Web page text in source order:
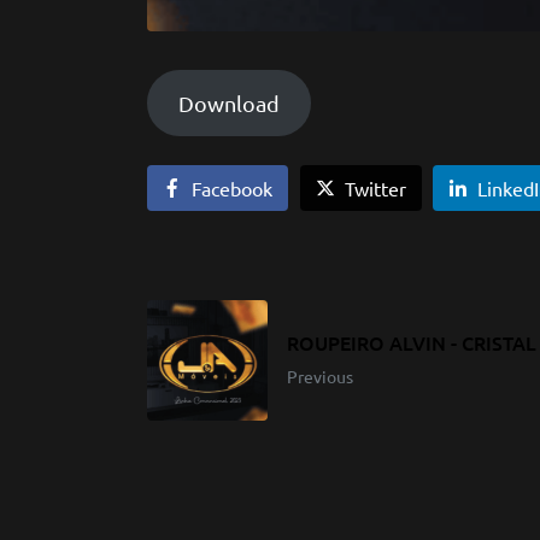
Download
Facebook Twitter
ROUPEIRO ALVIN - CRISTAL
Previous